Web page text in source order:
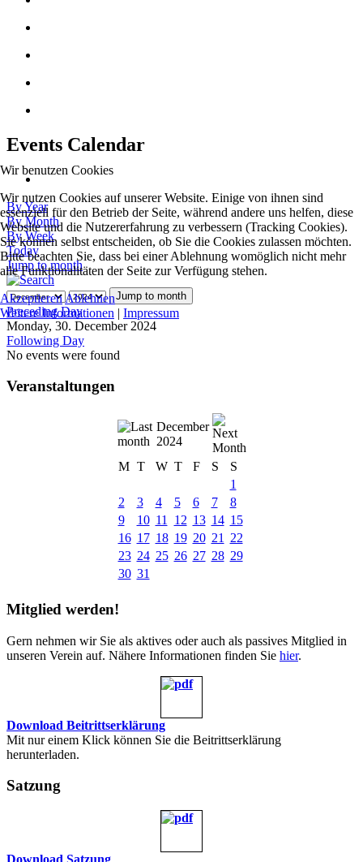
Events Calendar
By Year
By Month
By Week
Today
Jump to month
Jump to month
Preceding Day
Monday, 30. December 2024
Following Day
No events were found
Veranstaltungen
December
2024
M T W T F S
S
1
2
3 4 5 6 7
8
9
10 11 12 13 14 15
16 17 18 19 20 21
22
23 24 25 26 27 28 29
30 31
Mitglied werden!
Gern nehmen wir Sie als aktives oder auch als passives Mitglied in
unseren Verein auf. Nähere Informationen finden Sie hier.
Download Beitrittserklärung
Mit nur einem Klick können Sie die Beitrittserklärung
herunterladen.
Satzung
Download Satzung
Wir benutzen Cookies
Wir nutzen Cookies auf unserer Website. Einige von ihnen sind
essenziell für den Betrieb der Seite, während andere uns helfen, diese
Website und die Nutzererfahrung zu verbessern (Tracking Cookies).
Sie können selbst entscheiden, ob Sie die Cookies zulassen möchten.
Bitte beachten Sie, dass bei einer Ablehnung womöglich nicht mehr
alle Funktionalitäten der Seite zur Verfügung stehen.
Akzeptieren Ablehnen
Weitere Informationen | Impressum